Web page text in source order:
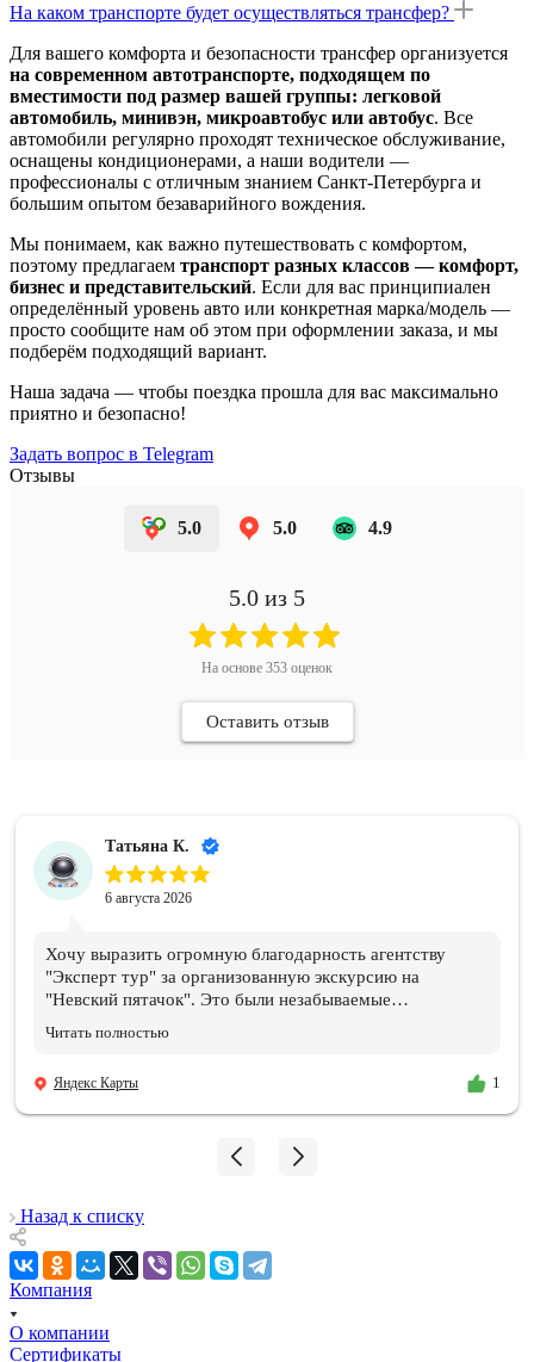
На каком транспорте будет осуществляться трансфер?
Для вашего комфорта и безопасности трансфер организуется
на современном автотранспорте, подходящем по
вместимости под размер вашей группы: легковой
автомобиль, минивэн, микроавтобус или автобус. Все
автомобили регулярно проходят техническое обслуживание,
оснащены кондиционерами, а наши водители —
профессионалы с отличным знанием Санкт-Петербурга и
большим опытом безаварийного вождения.
Мы понимаем, как важно путешествовать с комфортом,
поэтому предлагаем транспорт разных классов — комфорт,
бизнес и представительский. Если для вас принципиален
определённый уровень авто или конкретная марка/модель —
просто сообщите нам об этом при оформлении заказа, и мы
подберём подходящий вариант.
Наша задача — чтобы поездка прошла для вас максимально
приятно и безопасно!
Задать вопрос в Telegram
Отзывы
5.0 5.0 4.9
5.0 из 5
На основе 353 оценок
Оставить отзыв
Татьяна К.
6 августа 2026
Хочу выразить огромную благодарность агентству
"Эксперт тур" за организованную экскурсию на
"Невский пятачок". Это были незабываемые
впечатления, и память, которые останутся навсегда.
Мой сын знает теперь, где совершил подвиг и погиб его
Читать полностью
Яндекс Карты 1
Назад к списку
Компания
О компании
Сертификаты